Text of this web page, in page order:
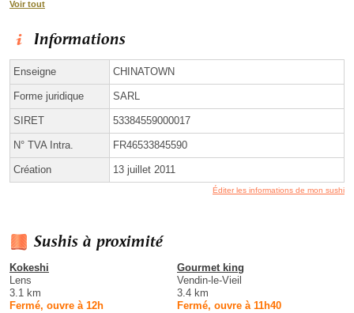
Voir tout
Informations
Enseigne CHINATOWN
Forme juridique SARL
SIRET 53384559000017
N° TVA Intra. FR46533845590
Création 13 juillet 2011
Éditer les informations de mon sushi
Sushis à proximité
Kokeshi
Lens
3.1 km
Fermé, ouvre à 12h
Gourmet king
Vendin-le-Vieil
3.4 km
Fermé, ouvre à 11h40